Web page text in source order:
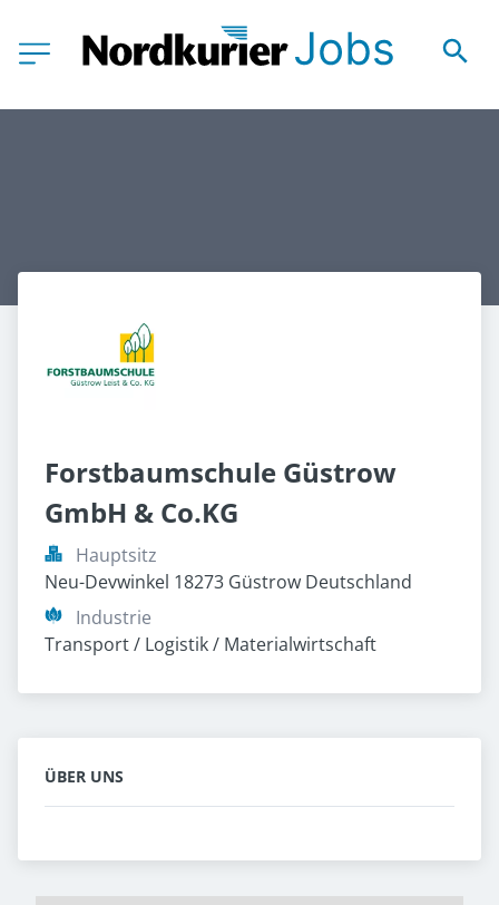
Forstbaumschule Güstrow
GmbH & Co.KG
Hauptsitz
Neu-Devwinkel 18273 Güstrow Deutschland
Industrie
Transport / Logistik / Materialwirtschaft
ÜBER UNS